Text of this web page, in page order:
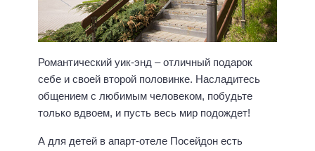
Романтический уик-энд – отличный подарок
себе и своей второй половинке. Насладитесь
общением с любимым человеком, побудьте
только вдвоем, и пусть весь мир подождет!
А для детей в апарт-отеле Посейдон есть